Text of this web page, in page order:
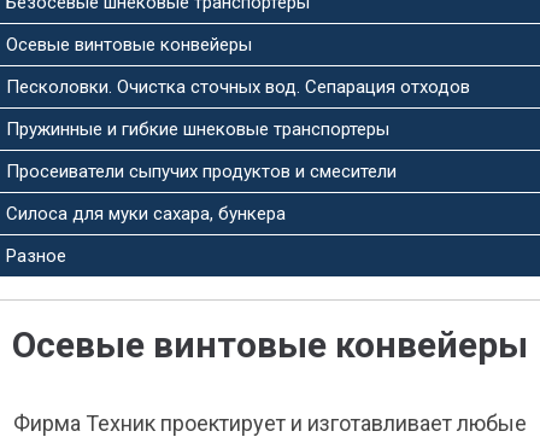
Осевые винтовые конвейеры
Песколовки. Очистка сточных вод. Сепарация отходов
Пружинные и гибкие шнековые транспортеры
Просеиватели сыпучих продуктов и смесители
Силоса для муки сахара, бункера
Разное
Осевые винтовые конвейеры
Фирма Техник проектирует и изготавливает любые